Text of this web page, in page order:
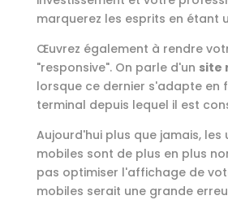
marquerez les esprits en étant
Œuvrez également à rendre
"responsive". On parle d'un site
lorsque ce dernier s'adapte en
terminal depuis lequel il est
Aujourd'hui plus que jamais, les
mobiles sont de plus en plus
pas optimiser l'affichage de
mobiles serait une grande